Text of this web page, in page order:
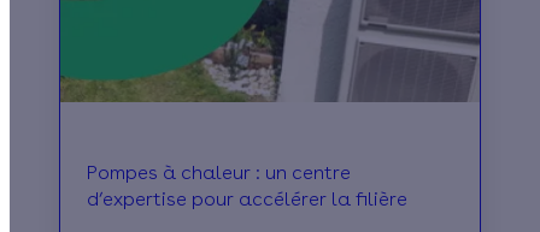
Pompes à chaleur : un centre
d’expertise pour accélérer la filière